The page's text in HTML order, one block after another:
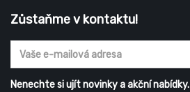
Zůstaňme v kontaktu!
Nenechte si ujít novinky a akční nabídky.